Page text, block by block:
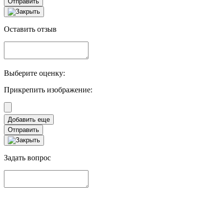
Оставить отзыв
Выберите оценку:
Прикрепить изображение:
Отправить
Задать вопрос